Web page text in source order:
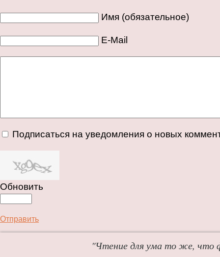
Имя (обязательное)
E-Mail
Подписаться на уведомления о новых
Обновить
Отправить
"Чтение для ума то же, что